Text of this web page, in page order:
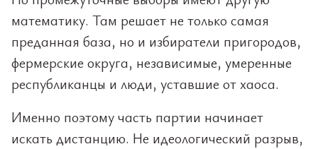
математику. Там решает не только самая
преданная база, но и избиратели пригородов,
фермерские округа, независимые, умеренные
республиканцы и люди, уставшие от хаоса.
Именно поэтому часть партии начинает
искать дистанцию. Не идеологический разрыв,